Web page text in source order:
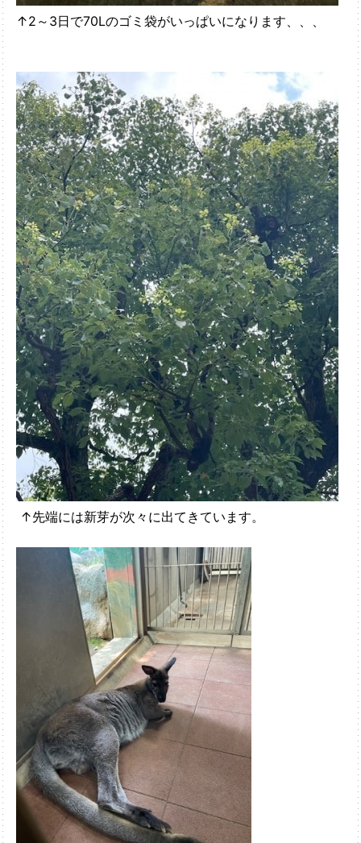
↑2～3日で70Lのゴミ袋がいっぱいになります、、、
↑先端には新芽が次々に出てきています。